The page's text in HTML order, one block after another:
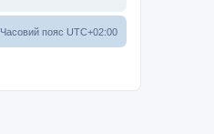
Часовий пояс UTC+02:00